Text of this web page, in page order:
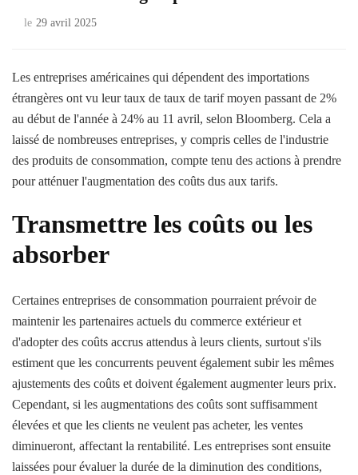
le 29 avril 2025
Les entreprises américaines qui dépendent des importations
étrangères ont vu leur taux de taux de tarif moyen passant de 2%
au début de l'année à 24% au 11 avril, selon Bloomberg. Cela a
laissé de nombreuses entreprises, y compris celles de l'industrie
des produits de consommation, compte tenu des actions à prendre
pour atténuer l'augmentation des coûts dus aux tarifs.
Transmettre les coûts ou les
absorber
Certaines entreprises de consommation pourraient prévoir de
maintenir les partenaires actuels du commerce extérieur et
d'adopter des coûts accrus attendus à leurs clients, surtout s'ils
estiment que les concurrents peuvent également subir les mêmes
ajustements des coûts et doivent également augmenter leurs prix.
Cependant, si les augmentations des coûts sont suffisamment
élevées et que les clients ne veulent pas acheter, les ventes
diminueront, affectant la rentabilité. Les entreprises sont ensuite
laissées pour évaluer la durée de la diminution des conditions,